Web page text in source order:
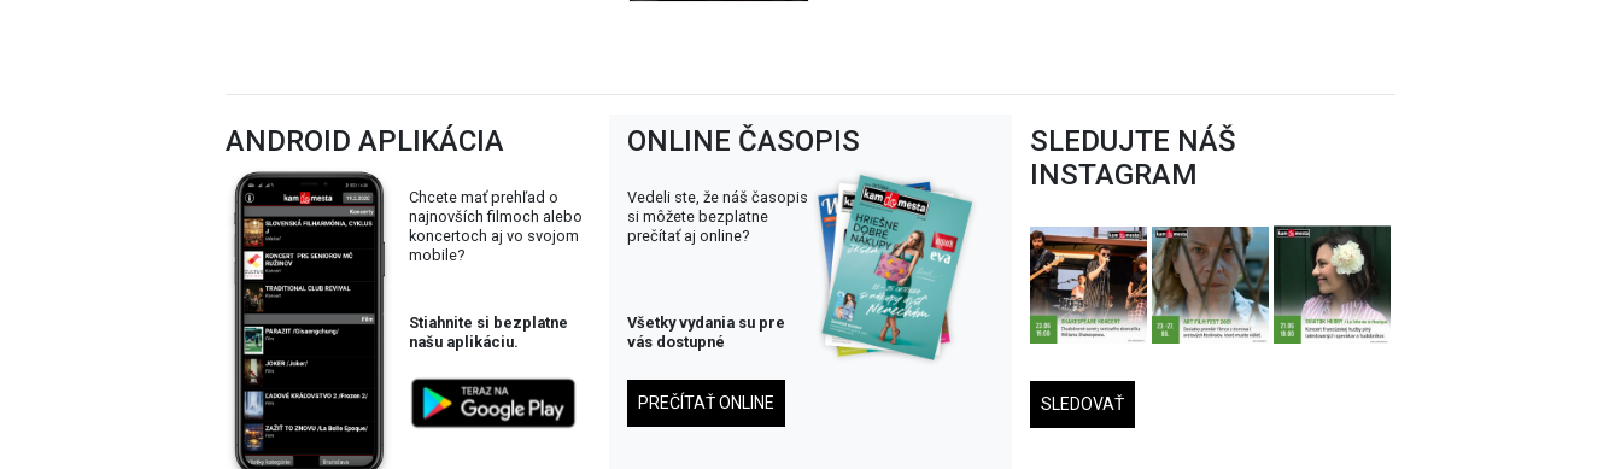
ANDROID APLIKÁCIA
Chcete mať prehľad o
najnovších filmoch alebo
koncertoch aj vo svojom
mobile?
Stiahnite si bezplatne
našu aplikáciu.
ONLINE ČASOPIS
Vedeli ste, že náš časopis
si môžete bezplatne
prečítať aj online?
Všetky vydania su pre
vás dostupné
PREČÍTAŤ ONLINE
SLEDUJTE NÁŠ
INSTAGRAM
SLEDOVAŤ